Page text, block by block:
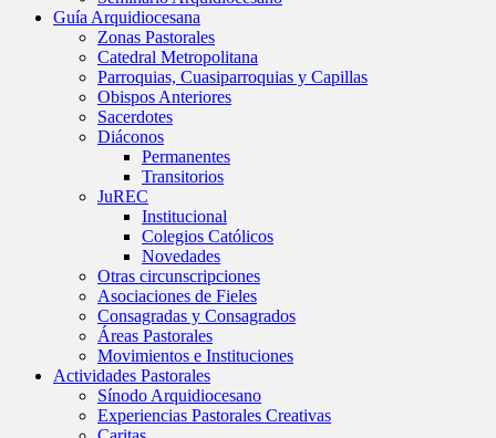
Guía Arquidiocesana
Zonas Pastorales
Catedral Metropolitana
Parroquias, Cuasiparroquias y Capillas
Obispos Anteriores
Sacerdotes
Diáconos
Permanentes
Transitorios
JuREC
Institucional
Colegios Católicos
Novedades
Otras circunscripciones
Asociaciones de Fieles
Consagradas y Consagrados
Áreas Pastorales
Movimientos e Instituciones
Actividades Pastorales
Sínodo Arquidiocesano
Experiencias Pastorales Creativas